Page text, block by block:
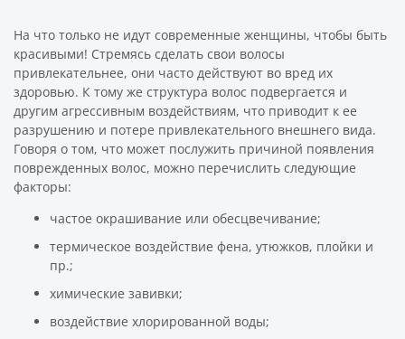
На что только не идут современные женщины, чтобы быть
красивыми! Стремясь сделать свои волосы
привлекательнее, они часто действуют во вред их
здоровью. К тому же структура волос подвергается и
другим агрессивным воздействиям, что приводит к ее
разрушению и потере привлекательного внешнего вида.
Говоря о том, что может послужить причиной появления
поврежденных волос, можно перечислить следующие
факторы:
частое окрашивание или обесцвечивание;
термическое воздействие фена, утюжков, плойки и
пр.;
химические завивки;
воздействие хлорированной воды;